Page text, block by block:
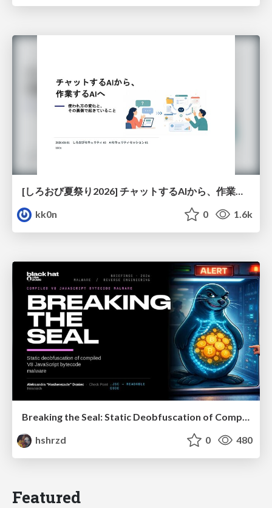
kk0n
0 1.6k
Breaking the Seal: Static Deobfuscation of Compiled V8 JavaScript Bytecode Malware
hshrzd
0 480
Featured